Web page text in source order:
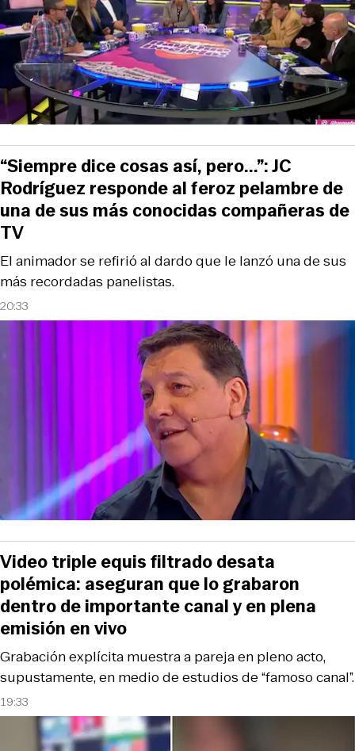
20:33
El animador se refirió al dardo que le lanzó una de sus
más recordadas panelistas.
“Siempre dice cosas así, pero...”: JC
Rodríguez responde al feroz pelambre de
una de sus más conocidas compañeras de
TV
19:33
Grabación explícita muestra a pareja en pleno acto,
supustamente, en medio de estudios de “famoso canal”.
Video triple equis filtrado desata
polémica: aseguran que lo grabaron
dentro de importante canal y en plena
emisión en vivo